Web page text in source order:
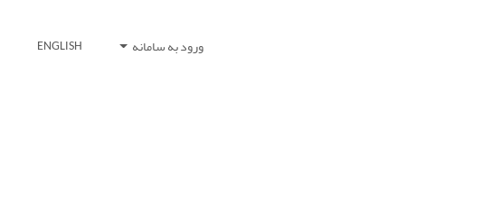
ورود به سامانه ENGLISH